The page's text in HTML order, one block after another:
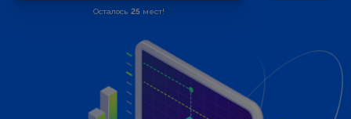
Осталось 25мест!